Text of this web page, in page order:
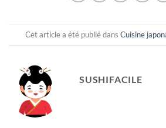
Cet article a été publié dans Cuisine
SUSHIFACILE